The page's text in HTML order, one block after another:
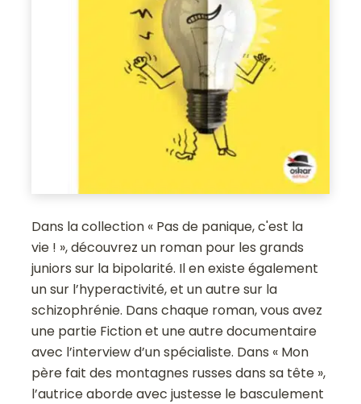
Dans la collection « Pas de panique, c'est la
vie ! », découvrez un roman pour les grands
juniors sur la bipolarité. Il en existe également
un sur l’hyperactivité, et un autre sur la
schizophrénie. Dans chaque roman, vous avez
une partie Fiction et une autre documentaire
avec l’interview d’un spécialiste. Dans « Mon
père fait des montagnes russes dans sa tête »,
l’autrice aborde avec justesse le basculement